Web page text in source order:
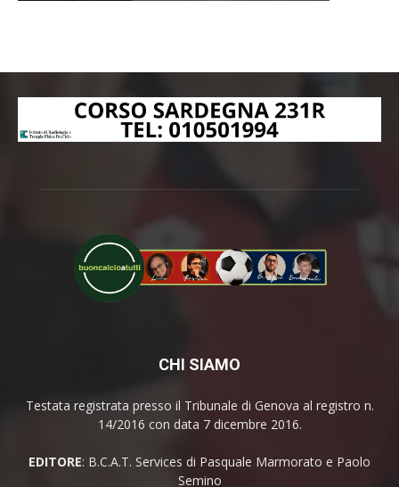
CHI SIAMO
Testata registrata presso il Tribunale di Genova al registro n.
14/2016 con data 7 dicembre 2016.
EDITORE: B.C.A.T. Services di Pasquale Marmorato e Paolo
Semino